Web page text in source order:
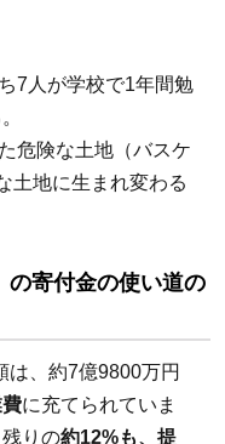
7人が学校で1年間勉
危険な土地（バスケ
土地に生まれ変わる
寄付金の使い道の
、約7億9800万円
に充てられていま
りの約12%も、提